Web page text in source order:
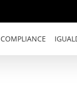
COMPLIANCE